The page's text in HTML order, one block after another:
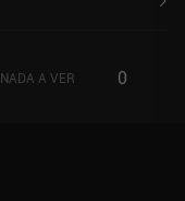
NADA A VER 0